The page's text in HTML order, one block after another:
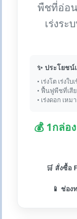
พืชที่อ่อน
เร่งระ
✨ ประโยชน์
• เร่งโต เร่งใบ
• ฟื้นฟูพืชที่เสี
• เร่งดอก เห
💰 1กล่อ
🛒 สั่งซื้อ
📱 ช่อง